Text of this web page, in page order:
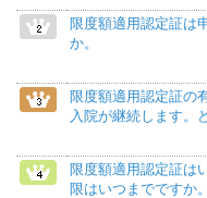
限度額適用認定証は
か。
限度額適用認定証の
入院が継続します。
限度額適用認定証は
限はいつまでですか。